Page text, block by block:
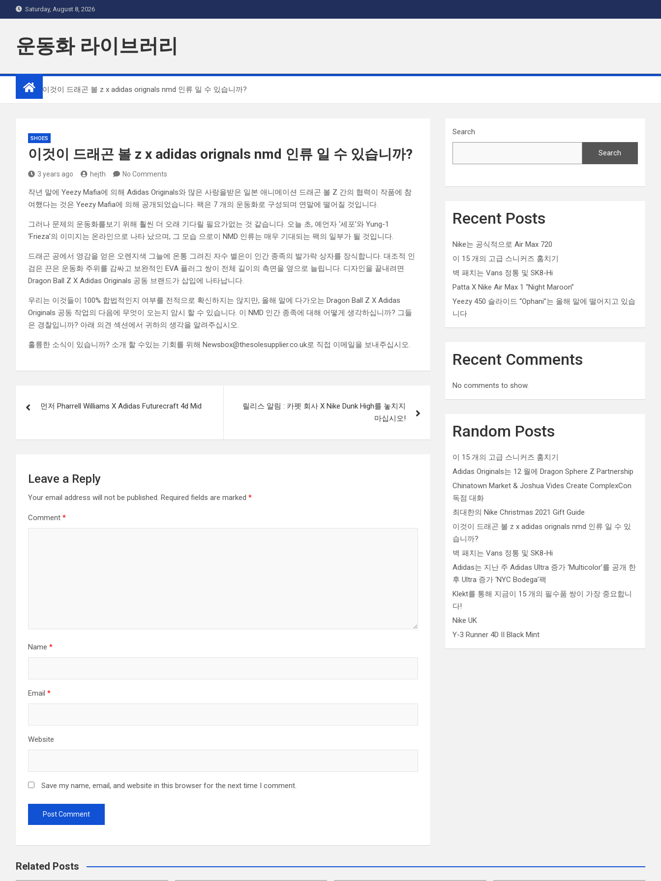
to
Saturday, August 8, 2026
운동화 라이브러리
Home 이것이 드래곤 볼 z x adidas orignals nmd 인류 일 수 있습니까?
SHOES
이것이 드래곤 볼 z x adidas orignals nmd 인류 일 수 있습니까?
3 years ago hejth No Comments
작년 말에 Yeezy Mafia에 의해 Adidas Originals와 많은 사랑을받은 일본 애니메이션 드래곤 볼 Z 간의 협력이 작품에 참
여했다는 것은 Yeezy Mafia에 의해 공개되었습니다. 팩은 7 개의 운동화로 구성되며 연말에 떨어질 것입니다.
그러나 문제의 운동화를보기 위해 훨씬 더 오래 기다릴 필요가없는 것 같습니다. 오늘 초, 예언자 ‘세포’와 Yung-1
‘Frieza’의 이미지는 온라인으로 나타 났으며, 그 모습 으로이 NMD 인류는 매우 기대되는 팩의 일부가 될 것입니다.
드래곤 공에서 영감을 얻은 오렌지색 그늘에 온통 그려진 자수 별은이 인간 종족의 발가락 상자를 장식합니다. 대조적 인
검은 끈은 운동화 주위를 감싸고 보완적인 EVA 플러그 쌍이 전체 길이의 측면을 옆으로 늘립니다. 디자인을 끝내려면
Dragon Ball Z X Adidas Originals 공동 브랜드가 삽입에 나타납니다.
우리는 이것들이 100% 합법적인지 여부를 전적으로 확신하지는 않지만, 올해 말에 다가오는 Dragon Ball Z X Adidas
Originals 공동 작업의 다음에 무엇이 오는지 암시 할 수 있습니다. 이 NMD 인간 종족에 대해 어떻게 생각하십니까? 그들
은 경찰입니까? 아래 의견 섹션에서 귀하의 생각을 알려주십시오.
훌륭한 소식이 있습니까? 소개 할 ​​수있는 기회를 위해 Newsbox@thesolesupplier.co.uk로 직접 이메일을 보내주십시오.
navigation
먼저 Pharrell Williams X Adidas Futurecraft 4d Mid
릴리스 알림 : 카펫 회사 X Nike Dunk High를 놓치지
마십시오!
Leave a Reply
Your email address will not be published. Required fields are marked *
Comment *
Name *
Email *
Website
Save my name, email, and website in this browser for the next time I comment.
Search
Search
Recent Posts
Nike는 공식적으로 Air Max 720
이 15 개의 고급 스니커즈 훔치기
벽 패치는 Vans 정통 및 SK8-Hi
Patta X Nike Air Max 1 “Night Maroon”
Yeezy 450 슬라이드 “Ophani”는 올해 말에 떨어지고 있습
니다
Recent Comments
No comments to show.
Random Posts
이 15 개의 고급 스니커즈 훔치기
Adidas Originals는 12 월에 Dragon Sphere Z Partnership
Chinatown Market & Joshua Vides Create ComplexCon
독점 대화
최대한의 Nike Christmas 2021 Gift Guide
이것이 드래곤 볼 z x adidas orignals nmd 인류 일 수 있
습니까?
벽 패치는 Vans 정통 및 SK8-Hi
Adidas는 지난 주 Adidas Ultra 증가 ‘Multicolor’를 공개 한
후 Ultra 증가 ‘NYC Bodega’팩
Klekt를 통해 지금이 15 개의 필수품 쌍이 가장 중요합니
다!
Nike UK
Y-3 Runner 4D II Black Mint
Related Posts